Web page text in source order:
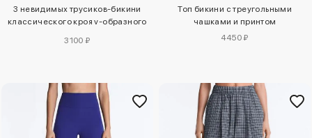
3 невидимых трусиков-бикини
классического кроя v-образного
3100 ₽
Топ бикини с треугольными
чашками и принтом
4450 ₽